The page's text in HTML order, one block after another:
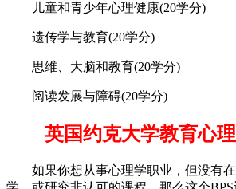
儿童和青少年心理健康(20学分)
遗传学与教育(20学分)
思维、大脑和教育(20学分)
阅读发展与障碍(20学分)
英国约克大学教育心理
如果你想从事心理学职业，但没有在